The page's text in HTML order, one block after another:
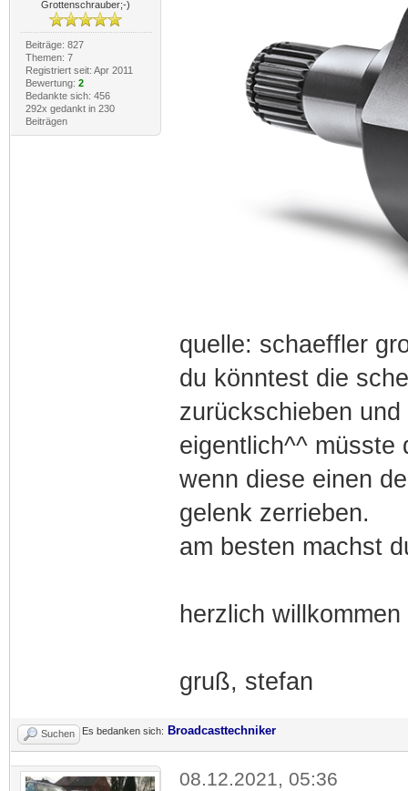
Grottenschrauber;-)
Beiträge: 827
Themen: 7
Registriert seit: Apr 2011
Bewertung: 2
Bedankte sich: 456
292x gedankt in 230
Beiträgen
quelle: schaeffler
du könntest die
zurückschieben
eigentlich^^ müsste
wenn diese einen
gelenk zerrieben.
am besten machst
herzlich willkommen
gruß, stefan
Suchen Es bedanken sich: Broadcasttechniker
08.12.2021, 05:36